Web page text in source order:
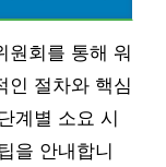
원회를 통해 워
인 절차와 핵심
계별 소요 시
을 안내합니